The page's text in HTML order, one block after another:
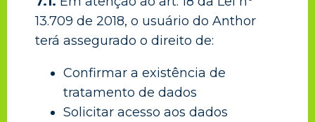
13.709 de 2018, o usuário do Anthor
terá assegurado o direito de:
Confirmar a existência de
tratamento de dados
Solicitar acesso aos dados